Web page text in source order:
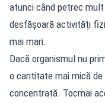
atunci când petrec
desfășoară activități
mai mari.
Dacă organismul nu
o cantitate mai mică
concentrată. Tocmai